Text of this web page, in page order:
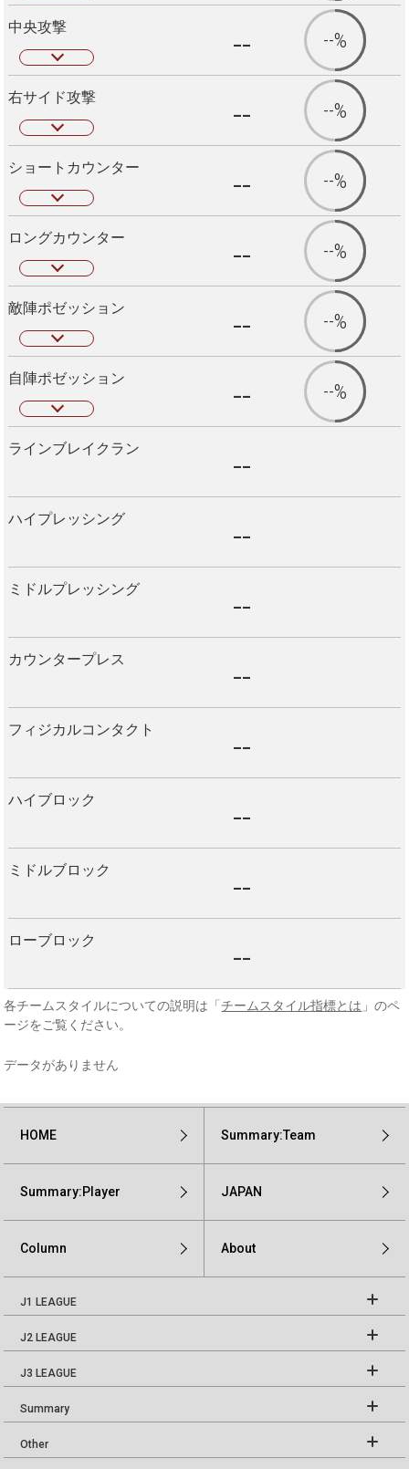
中央攻撃 -- --%
右サイド攻撃 -- --%
ショートカウンター -- --%
ロングカウンター -- --%
敵陣ポゼッション -- --%
自陣ポゼッション -- --%
ラインブレイクラン --
ハイプレッシング --
ミドルプレッシング --
カウンタープレス --
フィジカルコンタクト --
ハイブロック --
ミドルブロック --
ローブロック --
各チームスタイルについての説明は「 チームスタイル指標とは 」のペ
ージをご覧ください。
データがありません
HOME Summary:Team
Summary:Player JAPAN
Column About
J1 LEAGUE
J2 LEAGUE
J3 LEAGUE
Summary
Other